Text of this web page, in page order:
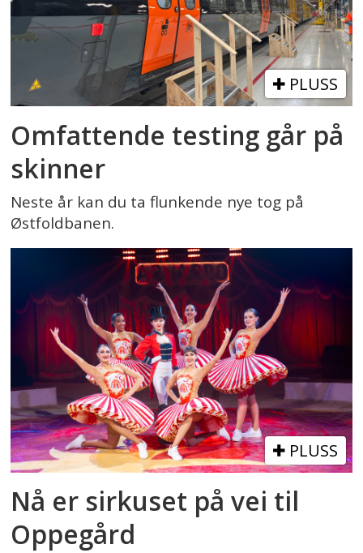
PLUSS
Omfattende testing går på
skinner
Neste år kan du ta flunkende nye tog på
Østfoldbanen.
PLUSS
Nå er sirkuset på vei til
Oppegård